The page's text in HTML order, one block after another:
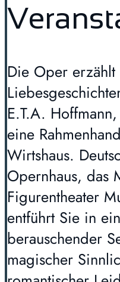
Die Oper
E.T.A.
eine
Wirtshaus.
Opernhaus, das
Figurentheater
entführt Sie in
berauschender
magischer